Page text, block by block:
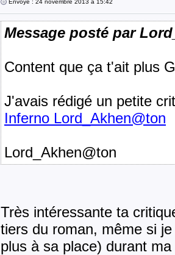
Envoyé : 24 novembre 2013 à 15:42
Message posté par
Content que ça t'ait plus
J'avais rédigé un petite
Inferno Lord_Akhen@ton
Lord_Akhen@ton
Très intéressante ta
tiers du roman, même si
plus à sa place) durant